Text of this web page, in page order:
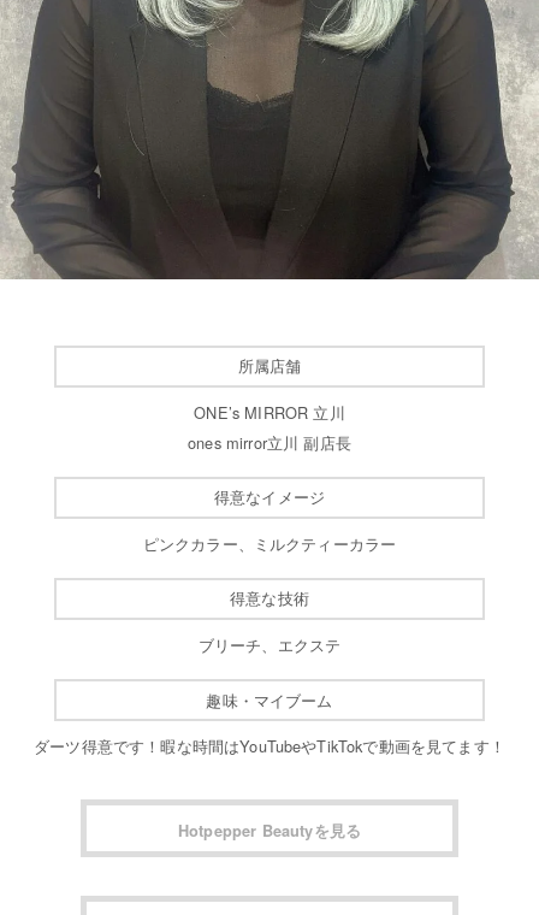
所属店舗
ONE’s MIRROR 立川
ones mirror立川 副店長
得意なイメージ
ピンクカラー、ミルクティーカラー
得意な技術
ブリーチ、エクステ
趣味・マイブーム
ダーツ得意です！暇な時間はYouTubeやTikTokで動画を見てます！
Hotpepper Beautyを見る